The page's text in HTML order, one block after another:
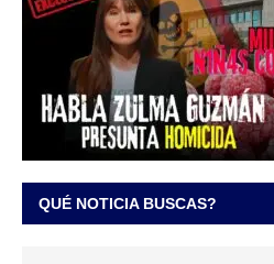
QUÉ NOTICIA BUSCAS?